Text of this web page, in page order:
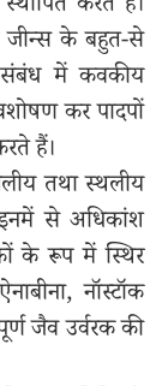
जीन्स के बहुत-से
संबंध में कवकीय
कर पादपों
हैं।
तथा स्थलीय
से अधिकांश
के रूप में स्थिर
नॉस्टॉक
जैव उर्वरक की